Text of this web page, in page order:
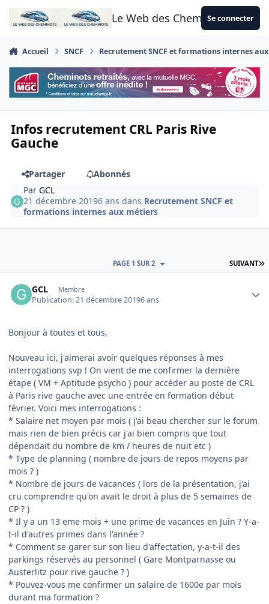
Aller au contenu
Le Web des CheminotsSe connecter
Accueil SNCF Recrutement SNCF et formations internes
Infos recrutement CRL Paris Rive
Gauche
Partager
Abonnés
ParGCL
21 décembre 20196 ans dans Recrutement SNCF et
formations internes aux métiers
SUIVANT
PAGE 1 SUR 2
GCL Membre
Publication:21 décembre 20196 ans
Bonjour à toutes et tous,
Nouveau ici, j'aimerai avoir quelques réponses à mes
interrogations svp ! On vient de me confirmer la dernière
étape ( VM + Aptitude psycho ) pour accéder au poste de CRL
à Paris rive gauche avec une entrée en formation début
février. Voici mes interrogations :
* Salaire net moyen par mois ( j'ai beau chercher sur le forum
mais rien de bien précis car j'ai bien compris que tout
dépendait du nombre de km / heures de nuit etc )
* Type de planning ( nombre de jours de repos moyens par
mois ? )
* Nombre de jours de vacances ( lors de la présentation, j'ai
cru comprendre qu'on avait le droit à plus de 5 semaines de
CP ? )
* Il y a un 13 eme mois + une prime de vacances en Juin ? Y-a-
t-il d'autres primes dans l'année ?
* Comment se garer sur son lieu d'affectation, y-a-t-il des
parkings réservés au personnel ( Gare Montparnasse ou
Austerlitz pour rive gauche ? )
* Pouvez-vous me confirmer un salaire de 1600e par mois
durant ma formation ?